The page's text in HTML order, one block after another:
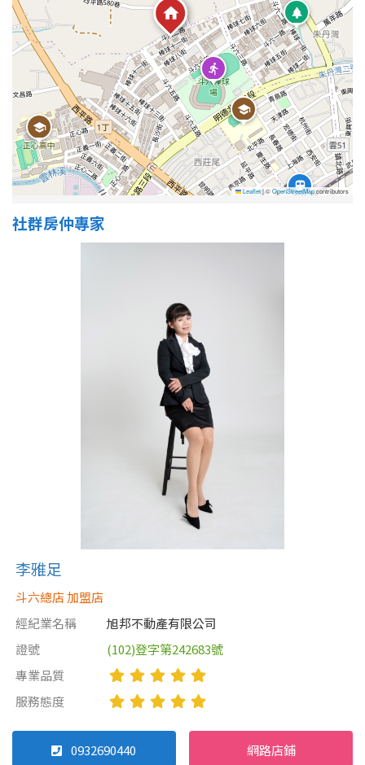
4房 5房以上
不拘
5 年以下
5-10 年 10-20 年
40 年以上
Leaflet|©OpenStreetMapcontributors
社群房仲專家
李雅足
斗六總店 加盟店
經紀業名稱
旭邦不動產有限公司
證號
(102)登字第242683號
專業品質
服務態度
0932690440 網路店鋪